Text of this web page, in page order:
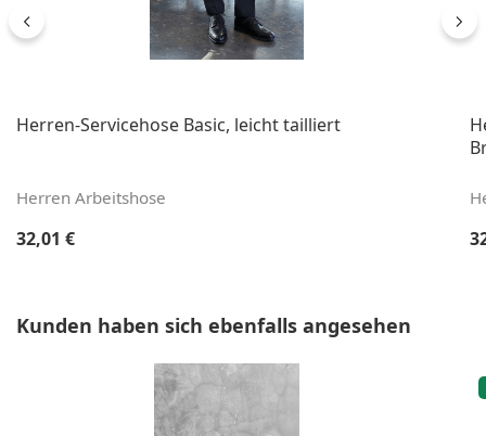
Herren-Servicehose Basic, leicht tailliert
Herren Arbeitshose
Regulärer Preis:
32,01 €
Produktgalerie überspringen
Kunden haben sich ebenfalls angesehen